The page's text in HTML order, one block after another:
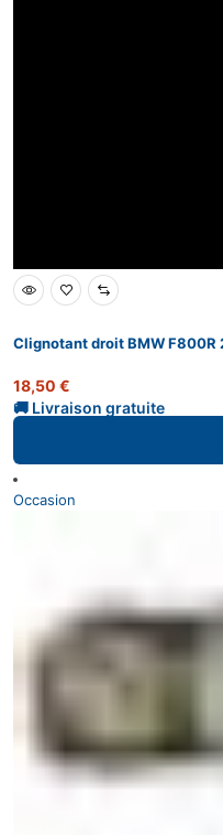
Clignotant droit BMW
18,50 €
Occasion